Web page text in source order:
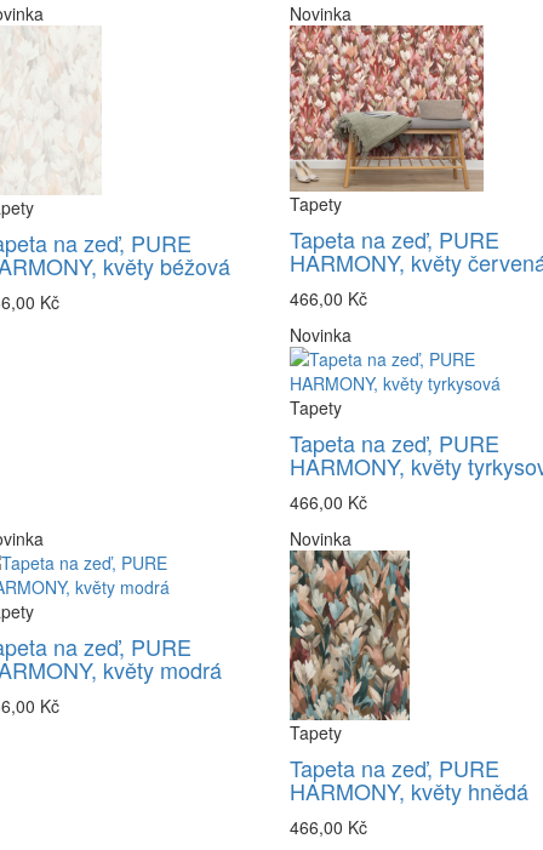
na zeď, PURE
květy béžová
Kč
Novinka
Tapety
Tapeta na zeď, PURE
HARMONY, květy
466,00 Kč
Novinka
Tapety
Tapeta na zeď, PURE
HARMONY, květy
466,00 Kč
na zeď, PURE
květy modrá
Kč
Novinka
Tapety
Tapeta na zeď, PURE
HARMONY, květy hnědá
466,00 Kč